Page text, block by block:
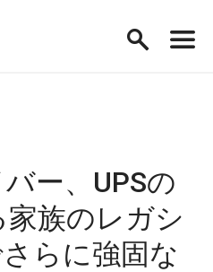
ー、UPSの
族のレガシ
らに強固な